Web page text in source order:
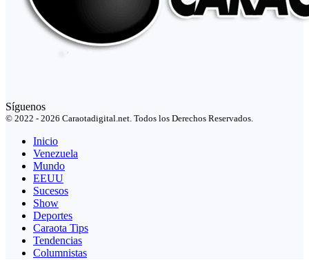
Síguenos
© 2022 - 2026 Caraotadigital.net. Todos los Derechos Reservados.
Inicio
Venezuela
Mundo
EEUU
Sucesos
Show
Deportes
Caraota Tips
Tendencias
Columnistas